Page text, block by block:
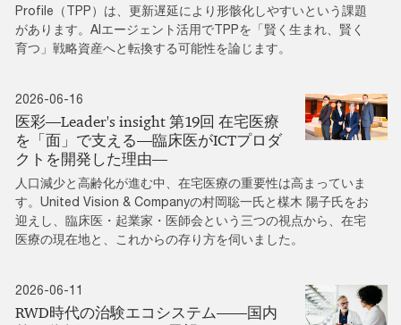
Profile（TPP）は、更新遅延により形骸化しやすいという課題
があります。AIエージェント活用でTPPを「賢く生まれ、賢く
育つ」戦略資産へと転換する可能性を論じます。
2026-06-16
医彩―Leader's insight 第19回 在宅医療
を「面」で支える―臨床医がICTプロダ
クトを開発した理由―
人口減少と高齢化が進む中、在宅医療の重要性は高まっていま
す。United Vision & Companyの村岡聡一氏と楳木 陽子氏をお
迎えし、臨床医・起業家・医師会という三つの視点から、在宅
医療の現在地と、これからの存り方を伺いました。
2026-06-11
RWD時代の治験エコシステム――国内